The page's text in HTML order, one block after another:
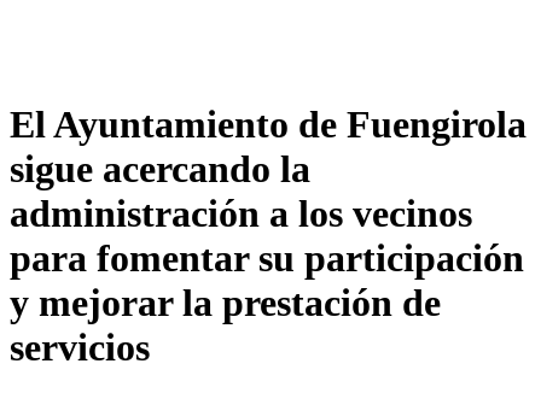
El Ayuntamiento de Fuengirola
sigue acercando la
administración a los vecinos
para fomentar su participación
y mejorar la prestación de
servicios